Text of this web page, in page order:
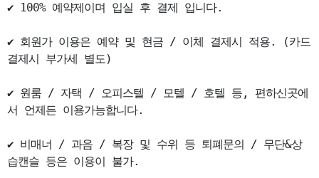
✔ 100% 예약제이며 입실 후 결제 입니다.
✔ 회원가 이용은 예약 및 현금 / 이체 결제시 적용. (카드
결제시 부가세 별도)
✔ 원룸 / 자택 / 오피스텔 / 모텔 / 호텔 등, 편하신곳에
서 언제든 이용가능합니다.
✔ 비매너 / 과음 / 복장 및 수위 등 퇴폐문의 / 무단&상
습캔슬 등은 이용이 불가.